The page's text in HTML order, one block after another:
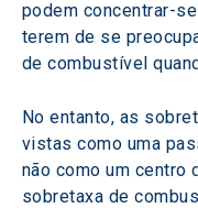
podem concentrar-
terem de se
de combustível
No entanto, as
vistas como uma
não como um centro
sobretaxa de